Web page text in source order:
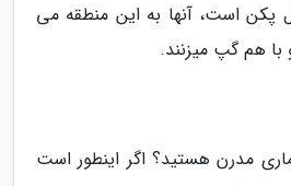
پکن است، آنها به این منطقه می
با هم گپ میزنند.
مدرن هستید؟ اگر اینطور است